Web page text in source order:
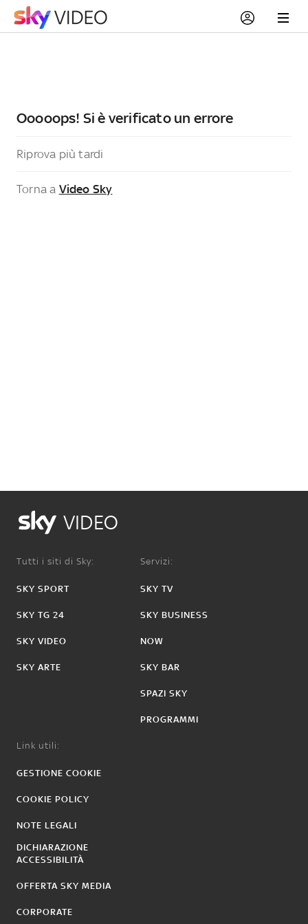
Ooooops! Si è verificato un errore
Riprova più tardi
Torna a Video Sky
VIDEO
Tutti i siti di Sky:
SKY SPORT
SKY TG 24
SKY VIDEO
SKY ARTE
Servizi:
SKY TV
SKY BUSINESS
NOW
SKY BAR
SPAZI SKY
PROGRAMMI
Link utili:
GESTIONE COOKIE
COOKIE POLICY
NOTE LEGALI
DICHIARAZIONE
ACCESSIBILITÀ
OFFERTA SKY MEDIA
CORPORATE